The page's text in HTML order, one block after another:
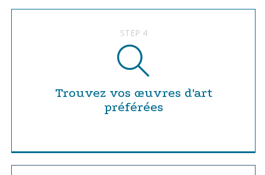
STEP 4
Trouvez vos œuvres d'art
préférées